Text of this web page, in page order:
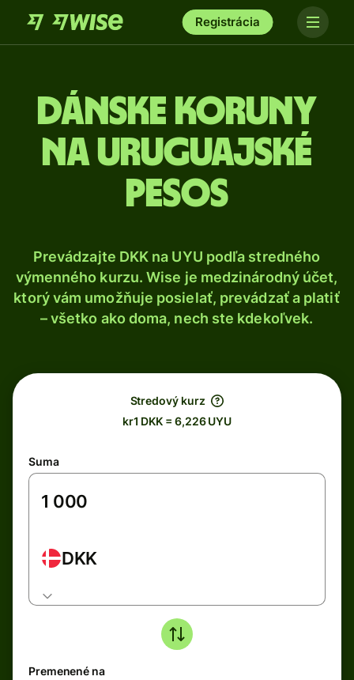
Registrácia
Dánske koruny
na uruguajské
pesos
Prevádzajte DKK na UYU podľa stredného
výmenného kurzu. Wise je medzinárodný účet,
ktorý vám umožňuje posielať, prevádzať a platiť
– všetko ako doma, nech ste kdekoľvek.
Stredový kurz
kr1 DKK = 6,226 UYU
Suma
DKK
Premenené na